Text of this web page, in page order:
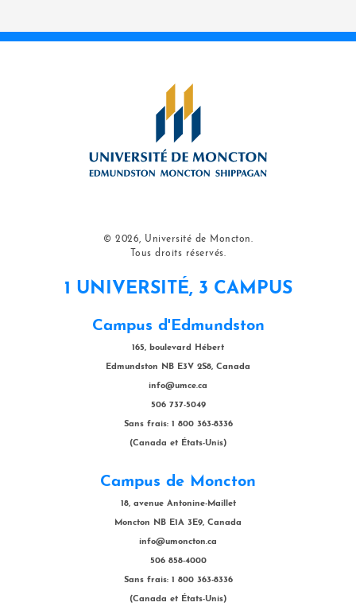
© 2026, Université de Moncton.
Tous droits réservés.
1 UNIVERSITÉ, 3 CAMPUS
Campus d'Edmundston
165, boulevard Hébert
Edmundston NB E3V 2S8, Canada
info@umce.ca
506 737-5049
Sans frais: 1 800 363-8336
(Canada et États-Unis)
Campus de Moncton
18, avenue Antonine-Maillet
Moncton NB E1A 3E9, Canada
info@umoncton.ca
506 858-4000
Sans frais: 1 800 363-8336
(Canada et États-Unis)